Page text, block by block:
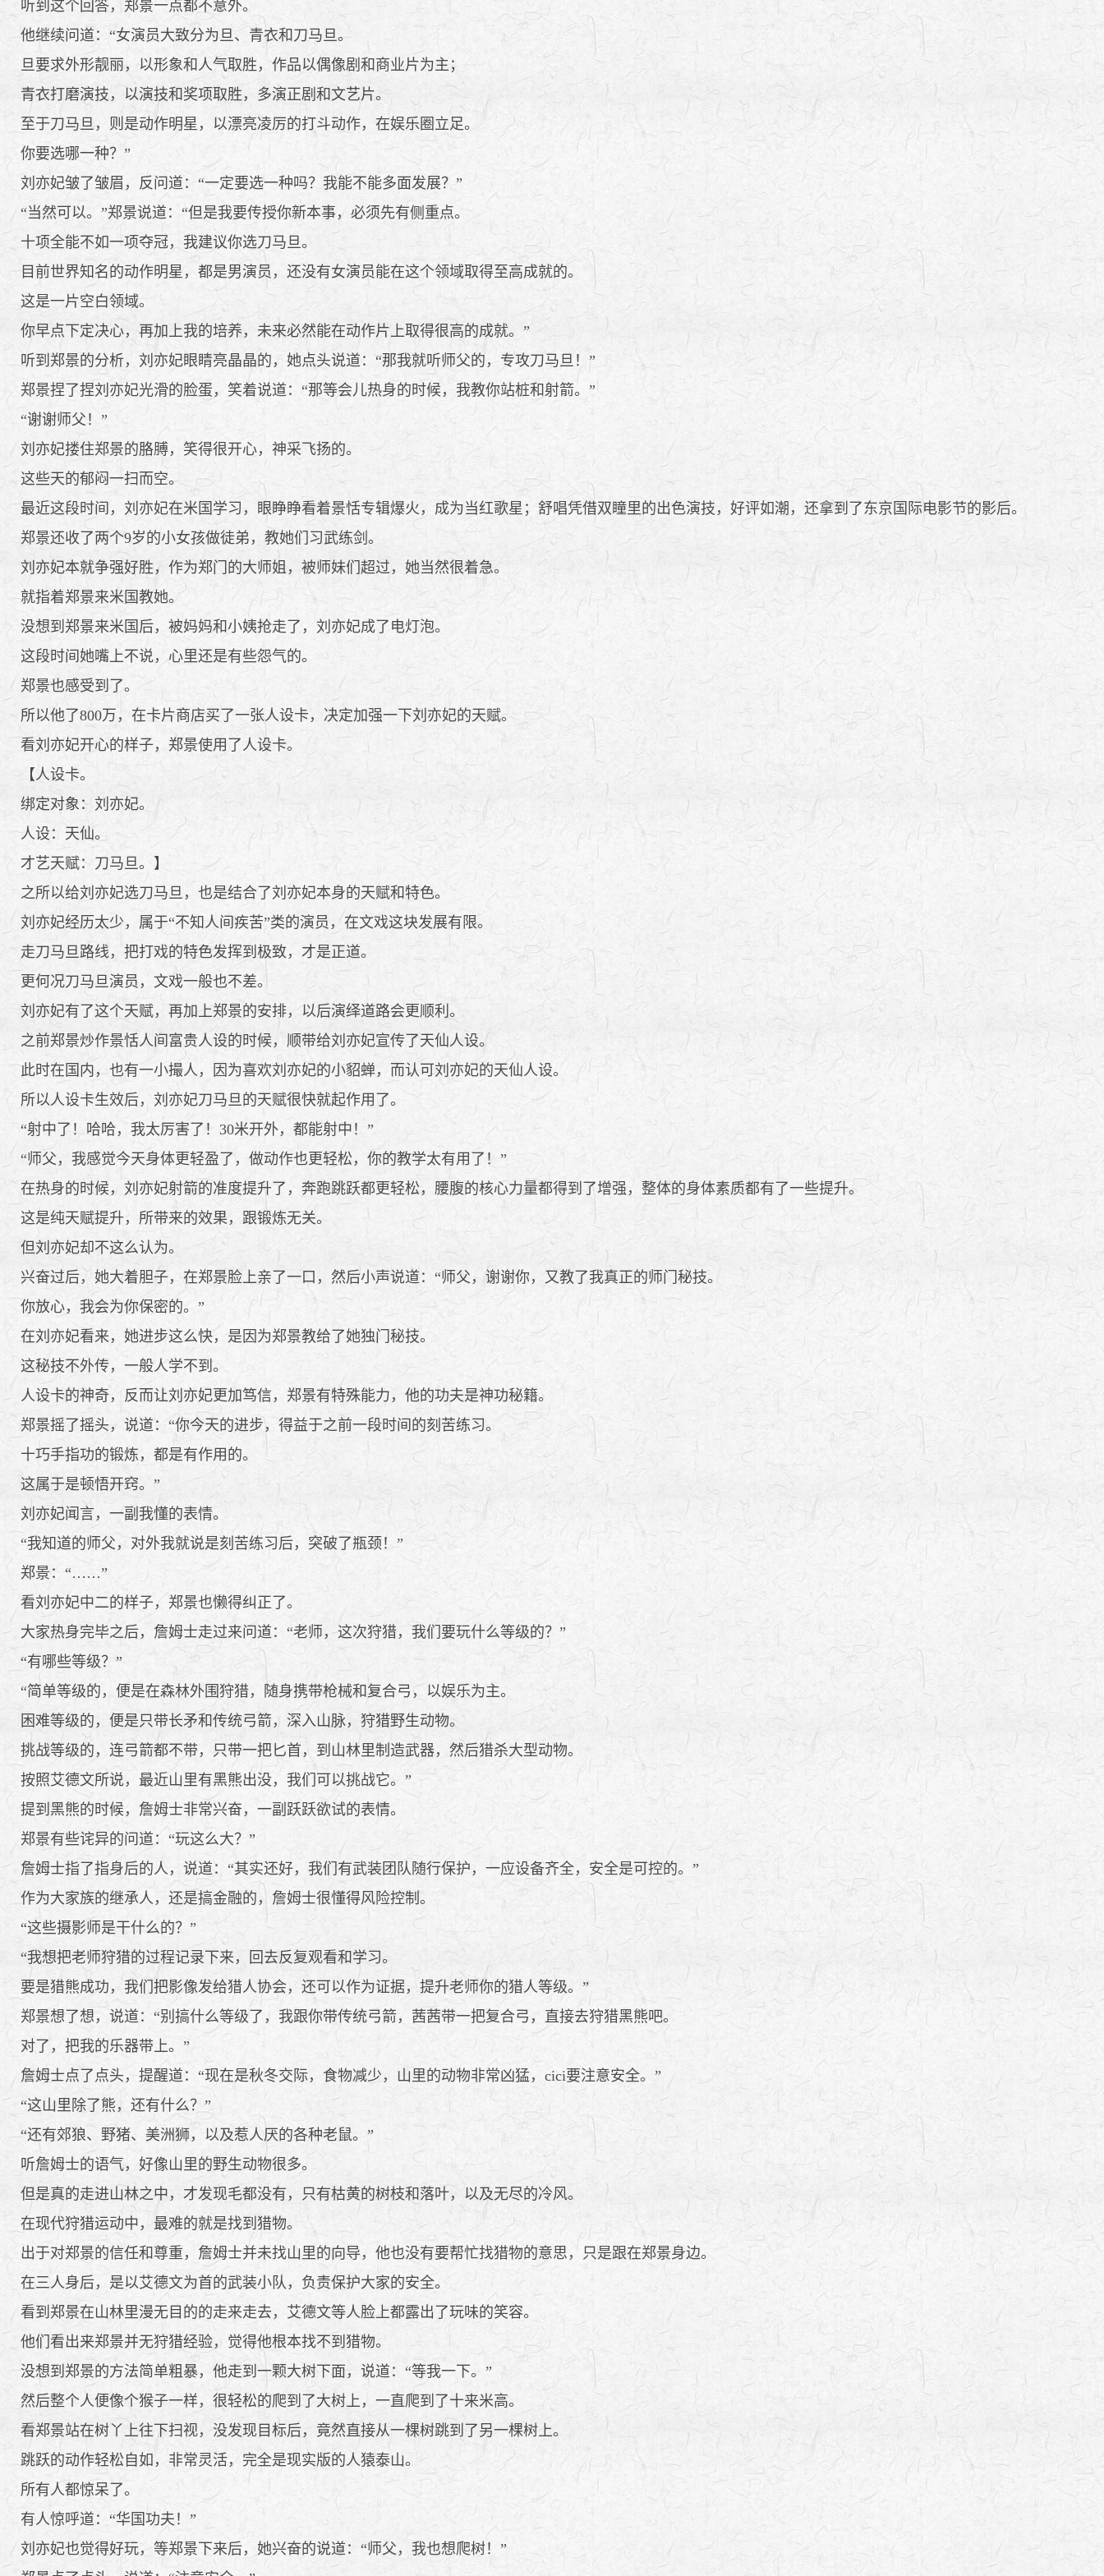
听到这个回答，郑景一点都不意外。
他继续问道：“女演员大致分为旦、青衣和刀马旦。
旦要求外形靓丽，以形象和人气取胜，作品以偶像剧和商业片为主；
青衣打磨演技，以演技和奖项取胜，多演正剧和文艺片。
至于刀马旦，则是动作明星，以漂亮凌厉的打斗动作，在娱乐圈立足。
你要选哪一种？”
刘亦妃皱了皱眉，反问道：“一定要选一种吗？我能不能多面发展？”
“当然可以。”郑景说道：“但是我要传授你新本事，必须先有侧重点。
十项全能不如一项夺冠，我建议你选刀马旦。
目前世界知名的动作明星，都是男演员，还没有女演员能在这个领域取得至高成就的。
这是一片空白领域。
你早点下定决心，再加上我的培养，未来必然能在动作片上取得很高的成就。”
听到郑景的分析，刘亦妃眼睛亮晶晶的，她点头说道：“那我就听师父的，专攻刀马旦！”
郑景捏了捏刘亦妃光滑的脸蛋，笑着说道：“那等会儿热身的时候，我教你站桩和射箭。”
“谢谢师父！”
刘亦妃搂住郑景的胳膊，笑得很开心，神采飞扬的。
这些天的郁闷一扫而空。
最近这段时间，刘亦妃在米国学习，眼睁睁看着景恬专辑爆火，成为当红歌星；舒唱凭借双瞳里的出色演技，好评如潮，还拿到了东京国际电影节的影后。
郑景还收了两个9岁的小女孩做徒弟，教她们习武练剑。
刘亦妃本就争强好胜，作为郑门的大师姐，被师妹们超过，她当然很着急。
就指着郑景来米国教她。
没想到郑景来米国后，被妈妈和小姨抢走了，刘亦妃成了电灯泡。
这段时间她嘴上不说，心里还是有些怨气的。
郑景也感受到了。
所以他了800万，在卡片商店买了一张人设卡，决定加强一下刘亦妃的天赋。
看刘亦妃开心的样子，郑景使用了人设卡。
【人设卡。
绑定对象：刘亦妃。
人设：天仙。
才艺天赋：刀马旦。】
之所以给刘亦妃选刀马旦，也是结合了刘亦妃本身的天赋和特色。
刘亦妃经历太少，属于“不知人间疾苦”类的演员，在文戏这块发展有限。
走刀马旦路线，把打戏的特色发挥到极致，才是正道。
更何况刀马旦演员，文戏一般也不差。
刘亦妃有了这个天赋，再加上郑景的安排，以后演绎道路会更顺利。
之前郑景炒作景恬人间富贵人设的时候，顺带给刘亦妃宣传了天仙人设。
此时在国内，也有一小撮人，因为喜欢刘亦妃的小貂蝉，而认可刘亦妃的天仙人设。
所以人设卡生效后，刘亦妃刀马旦的天赋很快就起作用了。
“射中了！哈哈，我太厉害了！30米开外，都能射中！”
“师父，我感觉今天身体更轻盈了，做动作也更轻松，你的教学太有用了！”
在热身的时候，刘亦妃射箭的准度提升了，奔跑跳跃都更轻松，腰腹的核心力量都得到了增强，整体的身体素质都有了一些提升。
这是纯天赋提升，所带来的效果，跟锻炼无关。
但刘亦妃却不这么认为。
兴奋过后，她大着胆子，在郑景脸上亲了一口，然后小声说道：“师父，谢谢你，又教了我真正的师门秘技。
你放心，我会为你保密的。”
在刘亦妃看来，她进步这么快，是因为郑景教给了她独门秘技。
这秘技不外传，一般人学不到。
人设卡的神奇，反而让刘亦妃更加笃信，郑景有特殊能力，他的功夫是神功秘籍。
郑景摇了摇头，说道：“你今天的进步，得益于之前一段时间的刻苦练习。
十巧手指功的锻炼，都是有作用的。
这属于是顿悟开窍。”
刘亦妃闻言，一副我懂的表情。
“我知道的师父，对外我就说是刻苦练习后，突破了瓶颈！”
郑景：“……”
看刘亦妃中二的样子，郑景也懒得纠正了。
大家热身完毕之后，詹姆士走过来问道：“老师，这次狩猎，我们要玩什么等级的？”
“有哪些等级？”
“简单等级的，便是在森林外围狩猎，随身携带枪械和复合弓，以娱乐为主。
困难等级的，便是只带长矛和传统弓箭，深入山脉，狩猎野生动物。
挑战等级的，连弓箭都不带，只带一把匕首，到山林里制造武器，然后猎杀大型动物。
按照艾德文所说，最近山里有黑熊出没，我们可以挑战它。”
提到黑熊的时候，詹姆士非常兴奋，一副跃跃欲试的表情。
郑景有些诧异的问道：“玩这么大？”
詹姆士指了指身后的人，说道：“其实还好，我们有武装团队随行保护，一应设备齐全，安全是可控的。”
作为大家族的继承人，还是搞金融的，詹姆士很懂得风险控制。
“这些摄影师是干什么的？”
“我想把老师狩猎的过程记录下来，回去反复观看和学习。
要是猎熊成功，我们把影像发给猎人协会，还可以作为证据，提升老师你的猎人等级。”
郑景想了想，说道：“别搞什么等级了，我跟你带传统弓箭，茜茜带一把复合弓，直接去狩猎黑熊吧。
对了，把我的乐器带上。”
詹姆士点了点头，提醒道：“现在是秋冬交际，食物减少，山里的动物非常凶猛，cici要注意安全。”
“这山里除了熊，还有什么？”
“还有郊狼、野猪、美洲狮，以及惹人厌的各种老鼠。”
听詹姆士的语气，好像山里的野生动物很多。
但是真的走进山林之中，才发现毛都没有，只有枯黄的树枝和落叶，以及无尽的冷风。
在现代狩猎运动中，最难的就是找到猎物。
出于对郑景的信任和尊重，詹姆士并未找山里的向导，他也没有要帮忙找猎物的意思，只是跟在郑景身边。
在三人身后，是以艾德文为首的武装小队，负责保护大家的安全。
看到郑景在山林里漫无目的的走来走去，艾德文等人脸上都露出了玩味的笑容。
他们看出来郑景并无狩猎经验，觉得他根本找不到猎物。
没想到郑景的方法简单粗暴，他走到一颗大树下面，说道：“等我一下。”
然后整个人便像个猴子一样，很轻松的爬到了大树上，一直爬到了十来米高。
看郑景站在树丫上往下扫视，没发现目标后，竟然直接从一棵树跳到了另一棵树上。
跳跃的动作轻松自如，非常灵活，完全是现实版的人猿泰山。
所有人都惊呆了。
有人惊呼道：“华国功夫！”
刘亦妃也觉得好玩，等郑景下来后，她兴奋的说道：“师父，我也想爬树！”